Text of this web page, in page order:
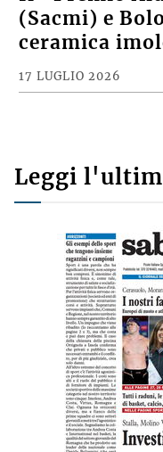
ECONOMIA
Il «Premio
(Sacmi) e